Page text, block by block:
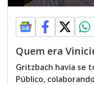
Quem era
Gritzbach havia se
Público,